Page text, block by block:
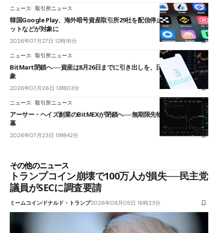
ニュース 取引所ニュース
韓国Google Play、海外暗号資産取引所29社を配信停止──OKXやバイビ
ットなどが対象に
2026年07月27日 12時16分
ニュース 取引所ニュース
BitMart閉鎖へ──資産は8月26日までに引き出しを、日本人利用者も対
象
2026年07月26日 13時03分
ニュース 取引所ニュース
アーサー・ヘイズ創業のBitMEXが閉鎖へ──無期限先物を生んだ11年に
幕
2026年07月23日 19時42分
その他のニュース
トランプコイン崩壊で100万人が損失──民主党
議員がSECに調査要請
ミームコインドナルド・トランプ2026年08月05日 16時23分